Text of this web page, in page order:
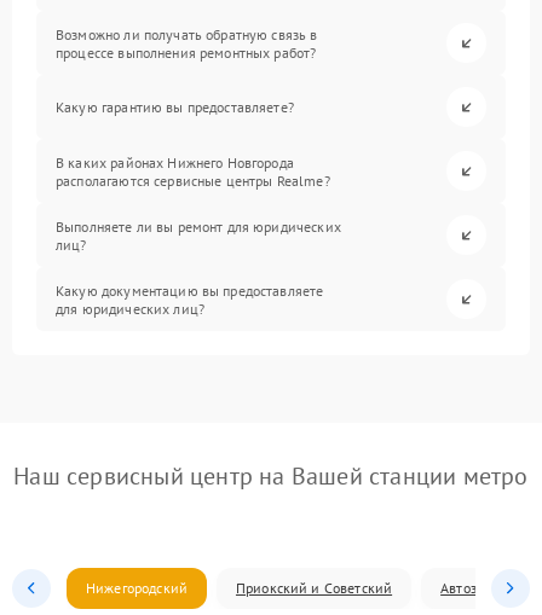
Возможно ли получать обратную связь в
процессе выполнения ремонтных работ?
Какую гарантию вы предоставляете?
В каких районах Нижнего Новгорода
располагаются сервисные центры Realme?
Выполняете ли вы ремонт для юридических
лиц?
Какую документацию вы предоставляете
для юридических лиц?
Наш сервисный центр на Вашей станции метро
Нижегородский Приокский и Советский Автозаводский